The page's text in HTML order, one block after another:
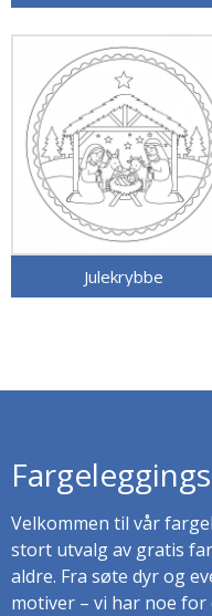
Julekrybbe
Velkommen til vår
stort utvalg av gratis
aldre. Fra søte dyr og
motiver – vi har noe for